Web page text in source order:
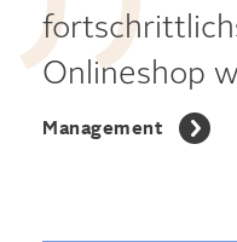
Onlineshop
Management